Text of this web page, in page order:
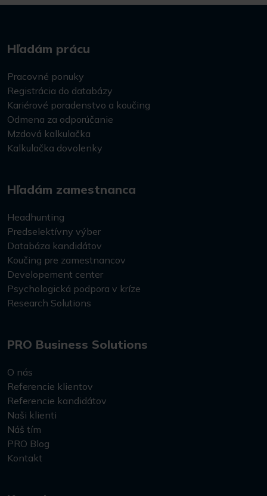
Hľadám prácu
Pracovné ponuky
Registrácia do databázy
Kariérové poradenstvo a koučing
Odmena za odporúčanie
Mzdová kalkulačka
Kalkulačka dovolenky
Hľadám zamestnanca
Headhunting
Predselektívny výber
Databáza kandidátov
Koučing pre zamestnancov
Developement center
Psychologická podpora v kríze
Research Solutions
PRO Business Solutions
O nás
Referencie klientov
Referencie kandidátov
Naši klienti
Náš tím
PRO Blog
Kontakt